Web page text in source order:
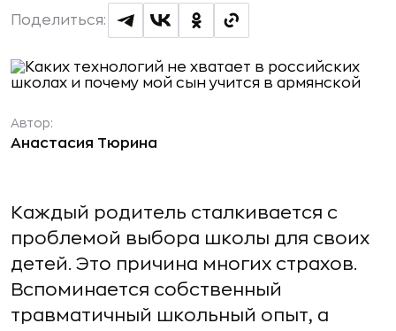
Поделиться:
Автор:
Анастасия Тюрина
Каждый родитель сталкивается с
проблемой выбора школы для своих
детей. Это причина многих страхов.
Вспоминается собственный
травматичный школьный опыт, а